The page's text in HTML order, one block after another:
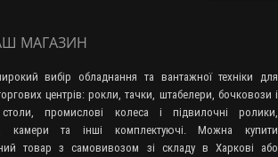
МАГАЗИН
вибір обладнання та вантажної техніки для
центрів: рокли, тачки, штабелери, бочковози і
столи, промислові колеса і підвилочні ролики,
камери та інші комплектуючі. Можна купити
товар з самовивозом зі складу в Харкові або